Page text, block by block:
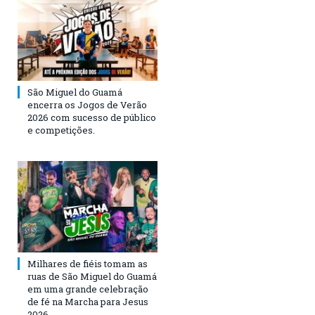
São Miguel do Guamá
encerra os Jogos de Verão
2026 com sucesso de público
e competições.
Milhares de fiéis tomam as
ruas de São Miguel do Guamá
em uma grande celebração
de fé na Marcha para Jesus